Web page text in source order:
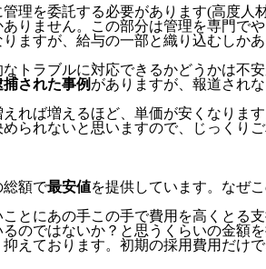
理を委託する必要があります(高度人
りません。この部分は管理を専門で
ますが、給与の一部と織り込むしか
トラブルに対応できるかどうかは不
された事例 がありますが、報道され
れば増えるほど、単価が安くなりま
られないと思いますので、じっくりご
総額で最安値を提供しています。なぜ
とにあの手この手で費用を高くとる
のではないか？と思うくらいの金額
えております。 初期の採用費用だけ